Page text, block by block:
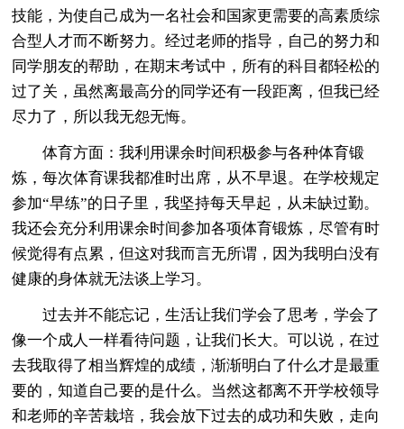
技能，为使自己成为一名社会和国家更需要的高素质综
合型人才而不断努力。经过老师的指导，自己的努力和
同学朋友的帮助，在期末考试中，所有的科目都轻松的
过了关，虽然离最高分的同学还有一段距离，但我已经
尽力了，所以我无怨无悔。
体育方面：我利用课余时间积极参与各种体育锻
炼，每次体育课我都准时出席，从不早退。在学校规定
参加“早练”的日子里，我坚持每天早起，从未缺过勤。
我还会充分利用课余时间参加各项体育锻炼，尽管有时
候觉得有点累，但这对我而言无所谓，因为我明白没有
健康的身体就无法谈上学习。
过去并不能忘记，生活让我们学会了思考，学会了
像一个成人一样看待问题，让我们长大。可以说，在过
去我取得了相当辉煌的成绩，渐渐明白了什么才是最重
要的，知道自己要的是什么。当然这都离不开学校领导
和老师的辛苦栽培，我会放下过去的成功和失败，走向